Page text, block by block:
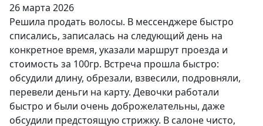
26 марта 2026
Решила продать волосы. В мессенджере быстро
списались, записалась на следующий день на
конкретное время, указали маршрут проезда и
стоимость за 100гр. Встреча прошла быстро:
обсудили длину, обрезали, взвесили, подровняли,
перевели деньги на карту. Девочки работали
быстро и были очень доброжелательны, даже
обсудили предстоящую стрижку. В салоне чисто,